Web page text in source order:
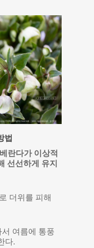
법
란다가 이상적
선선하게 유지
더위를 피해
서 여름에 통풍
다.